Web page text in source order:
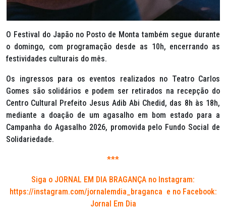
O Festival do Japão no Posto de Monta também segue durante
o domingo, com programação desde as 10h, encerrando as
festividades culturais do mês.
Os ingressos para os eventos realizados no Teatro Carlos
Gomes são solidários e podem ser retirados na recepção do
Centro Cultural Prefeito Jesus Adib Abi Chedid, das 8h às 18h,
mediante a doação de um agasalho em bom estado para a
Campanha do Agasalho 2026, promovida pelo Fundo Social de
Solidariedade.
***
Siga o JORNAL EM DIA BRAGANÇA no Instagram:
https://instagram.com/jornalemdia_braganca e no Facebook:
Jornal Em Dia